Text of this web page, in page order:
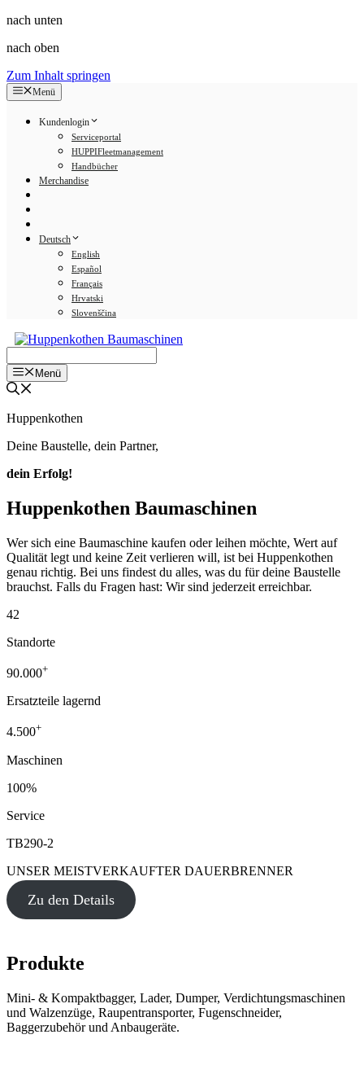
nach unten
nach oben
Zum Inhalt springen
Menü
Kundenlogin
Serviceportal
HUPPIFleetmanagement
Handbücher
Merchandise
Deutsch
English
Español
Français
Hrvatski
Slovenščina
Menü
Huppenkothen
Deine Baustelle, dein Partner,
dein Erfolg!
Huppenkothen Baumaschinen
Wer sich eine Baumaschine kaufen oder leihen möchte, Wert auf
Qualität legt und keine Zeit verlieren will, ist bei Huppenkothen
genau richtig. Bei uns findest du alles, was du für deine Baustelle
brauchst. Falls du Fragen hast: Wir sind jederzeit erreichbar.
42
Standorte
90.000+
Ersatzteile lagernd
4.500+
Maschinen
100%
Service
TB290-2
UNSER MEISTVERKAUFTER DAUERBRENNER
Zu den Details
Produkte
Mini- & Kompaktbagger, Lader, Dumper, Verdichtungsmaschinen
und Walzenzüge, Raupentransporter, Fugenschneider,
Baggerzubehör und Anbaugeräte.